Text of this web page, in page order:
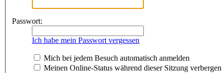
Passwort:
Ich habe mein Passwort vergessen
Mich bei jedem Besuch automatisch anmelden
Meinen Online-Status während dieser Sitzung verbergen